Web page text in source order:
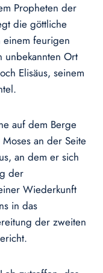
Propheten der
die göttliche
einem feurigen
unbekannten Ort
Elisäus, seinem
auf dem Berge
an der Seite
an dem er sich
der
Wiederkunft
in das
der zweiten